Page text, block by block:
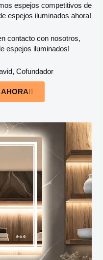
espejos competitivos de
espejos iluminados ahora!
contacto con nosotros,
espejos iluminados!
Cofundador